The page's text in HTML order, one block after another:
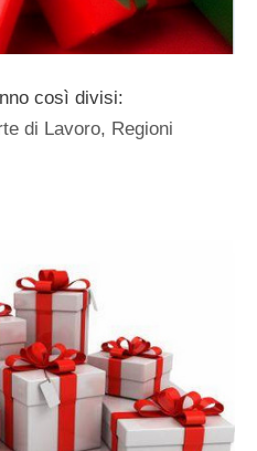
così divisi:
di Lavoro, Regioni